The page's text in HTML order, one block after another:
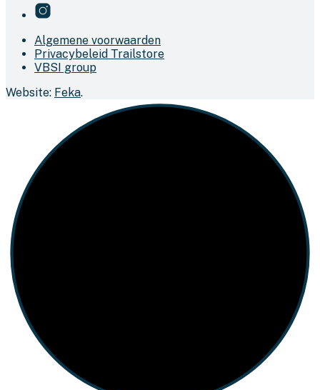
Algemene voorwaarden
Privacybeleid Trailstore
VBSI group
Website: Feka.